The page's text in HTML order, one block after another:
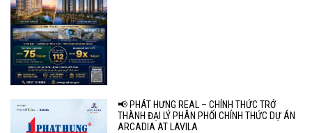
📢 PHÁT HƯNG REAL – CHÍNH THỨC TRỞ
THÀNH ĐẠI LÝ PHÂN PHỐI CHÍNH THỨC DỰ ÁN
ARCADIA AT LAVILA